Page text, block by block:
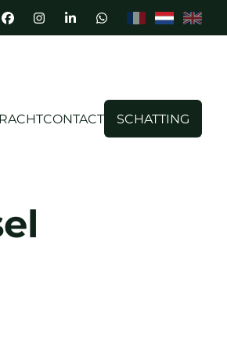
CONTACT SCHATTING